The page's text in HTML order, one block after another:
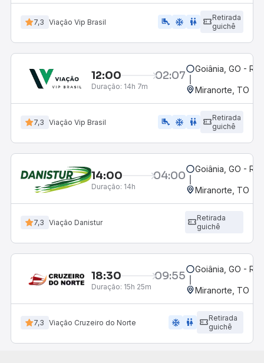
7,3 Viação Vip Brasil airline_seat_legroom_extra ac_unit WC
Retirada
guichê
12:00 02:07
Duração: 14h 7m
Goiânia, GO -
Miranorte, TO
7,3 Viação Vip Brasil airline_seat_legroom_extra ac_unit WC
Retirada
guichê
14:00 04:00
Duração: 14h
Goiânia, GO -
Miranorte, TO
7,3 Viação Danistur
Retirada
guichê
18:30 09:55
Duração: 15h 25m
Goiânia, GO -
Miranorte, TO
7,3 Viação Cruzeiro do Norte ac_unit wc
Retirada
guichê